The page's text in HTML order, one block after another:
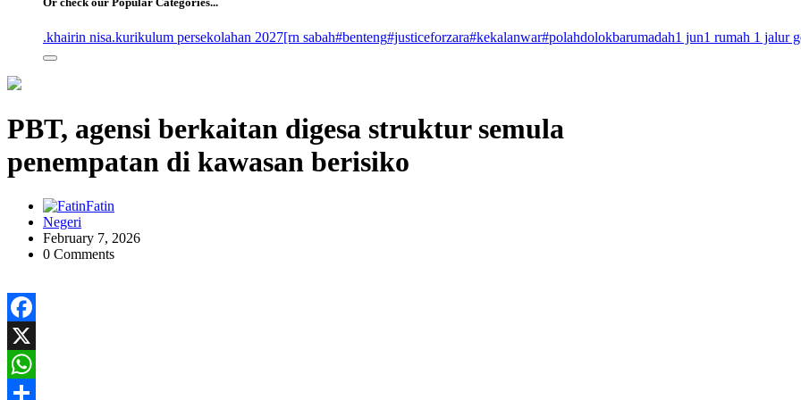
.khairin nisa.kurikulum persekolahan 2027[rn sabah#benteng#justiceforzara#kekalanwar#polahdolokbarumadah1 jun1 rumah 1 jalur
PBT, agensi berkaitan digesa struktur semula
penempatan di kawasan berisiko
Fatin
Negeri
February 7, 2026
0 Comments
Facebook
X
WhatsApp